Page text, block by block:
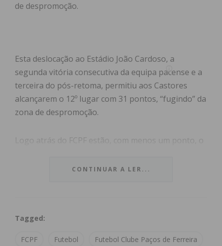
de despromoção.
Esta deslocação ao Estádio João Cardoso, a
segunda vitória consecutiva da equipa pacense e a
terceira do pós-retoma, permitiu aos Castores
alcançarem o 12º lugar com 31 pontos, “fugindo” da
zona de despromoção.
Logo atrás do FCPF estão, com menos um ponto, o
do encontro na Mata Real realizado na última
posse de bola, foi o avançado brasileiro Douglas
Tanque que inaugurou o marcador aos 10 minutos
CONTINUAR A LER...
Tagged:
FCPF Futebol Futebol Clube Paços de Ferreira